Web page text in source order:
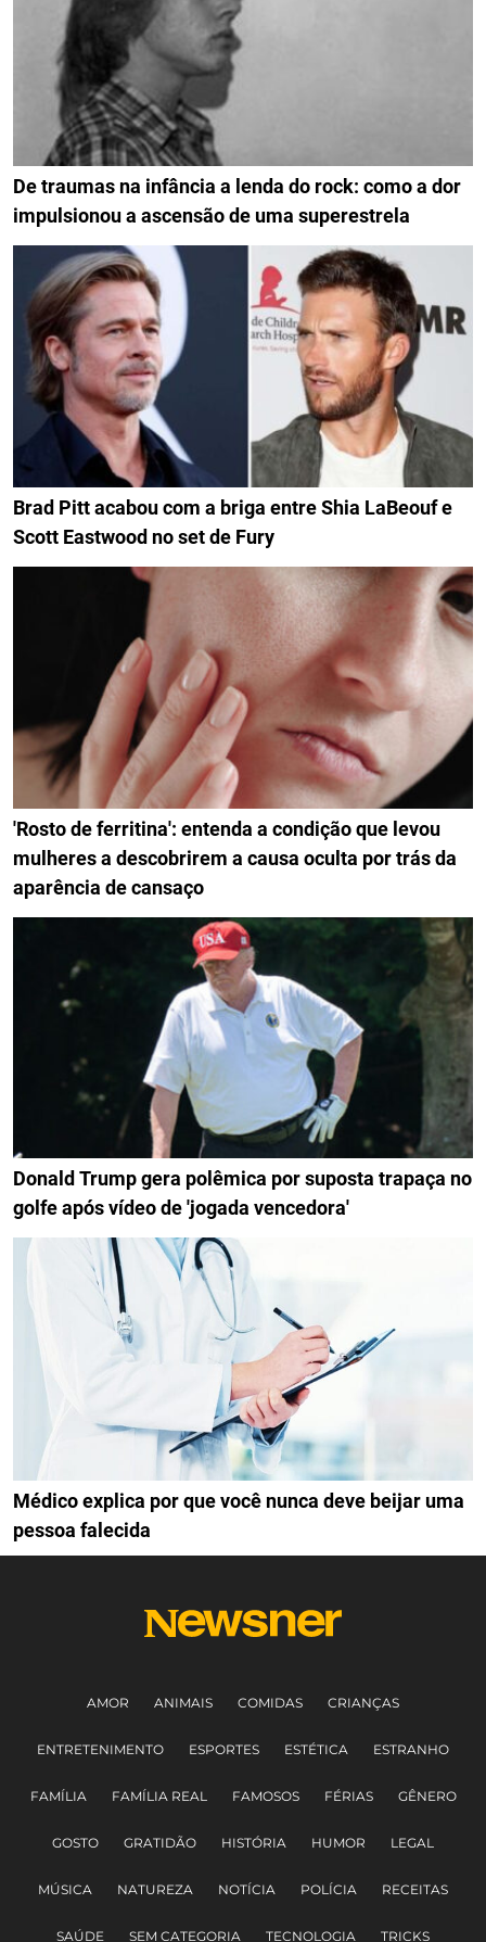
De traumas na infância a lenda do rock: como a dor
impulsionou a ascensão de uma superestrela
Brad Pitt acabou com a briga entre Shia LaBeouf e
Scott Eastwood no set de Fury
'Rosto de ferritina': entenda a condição que levou
mulheres a descobrirem a causa oculta por trás da
aparência de cansaço
Donald Trump gera polêmica por suposta trapaça no
golfe após vídeo de 'jogada vencedora'
Médico explica por que você nunca deve beijar uma
pessoa falecida
AMOR ANIMAIS COMIDAS CRIANÇAS
ENTRETENIMENTO ESPORTES ESTÉTICA ESTRANHO
FAMÍLIA FAMÍLIA REAL FAMOSOS FÉRIAS GÊNERO
GOSTO GRATIDÃO HISTÓRIA HUMOR LEGAL
MÚSICA NATUREZA NOTÍCIA POLÍCIA RECEITAS
SAÚDE SEM CATEGORIA TECNOLOGIA TRICKS